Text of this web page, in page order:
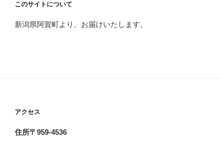
このサイトについて
新潟県阿賀町より、お届けいたします。
アクセス
住所〒959-4536